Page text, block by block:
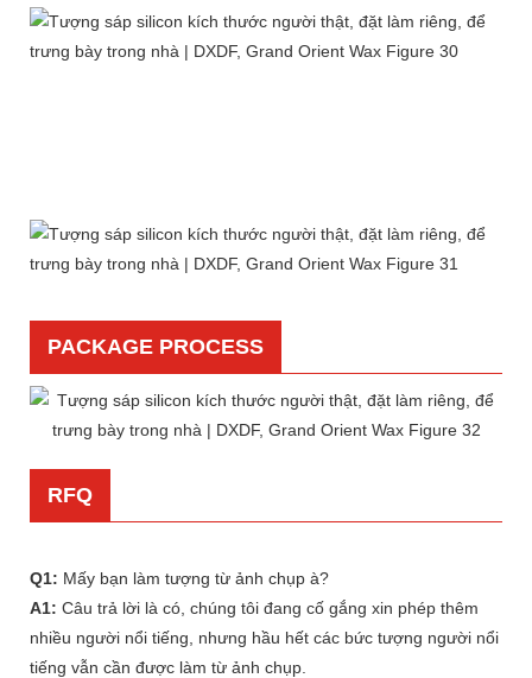
PACKAGE PROCESS
RFQ
Q1: Mấy bạn làm tượng từ ảnh chụp à?
A1: Câu trả lời là có, chúng tôi đang cố gắng xin phép thêm
nhiều người nổi tiếng, nhưng hầu hết các bức tượng người nổi
tiếng vẫn cần được làm từ ảnh chụp.